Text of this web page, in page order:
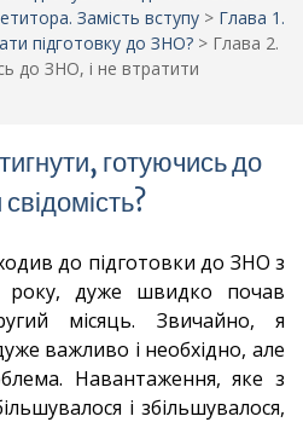
Замість вступу > Глава 1.
підготовку до ЗНО? > Глава 2.
до ЗНО, і не втратити
готуючись до
до підготовки до ЗНО з
року, дуже швидко почав
місяць. Звичайно, я
важливо і необхідно, але
Навантаження, яке з
і збільшувалося,